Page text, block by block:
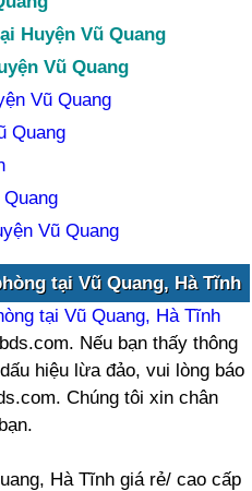
Huyện Vũ Quang
Vũ Quang
Vũ Quang
Quang
Vũ Quang
tại Vũ Quang, Hà Tĩnh
tại Vũ Quang, Hà Tĩnh
Nếu bạn thấy thông
hiệu lừa đảo, vui lòng báo
Chúng tôi xin chân
Hà Tĩnh giá rẻ/ cao cấp